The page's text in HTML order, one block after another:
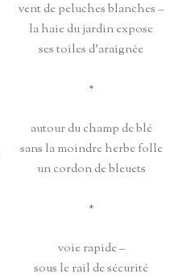
vent de peluches blanches –
la haie du jardin expose
ses toiles d’araignée
*
autour du champ de blé
sans la moindre herbe folle
un cordon de bleuets
*
voie rapide –
sous le rail de sécurité